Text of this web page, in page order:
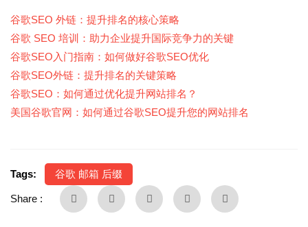
谷歌SEO 外链：提升排名的核心策略
谷歌 SEO 培训：助力企业提升国际竞争力的关键
谷歌SEO入门指南：如何做好谷歌SEO优化
谷歌SEO外链：提升排名的关键策略
谷歌SEO：如何通过优化提升网站排名？
美国谷歌官网：如何通过谷歌SEO提升您的网站排名
Tags: 谷歌 邮箱 后缀
Share :